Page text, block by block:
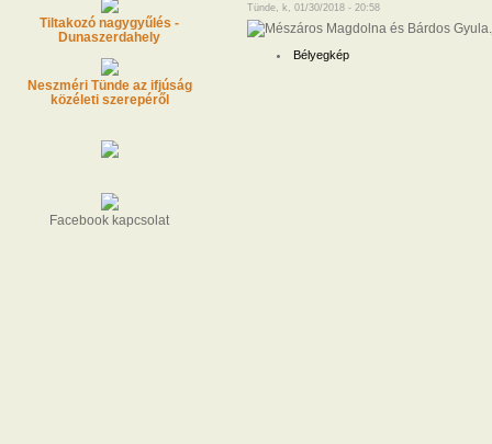
Tünde, k, 01/30/2018 - 20:58
Bélyegkép
Tiltakozó nagygyűlés -
Dunaszerdahely
Neszméri Tünde az ifjúság
közéleti szerepéről
Facebook kapcsolat